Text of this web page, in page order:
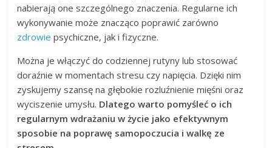
nabierają one szczególnego znaczenia. Regularne ich
wykonywanie może znacząco poprawić zarówno
zdrowie psychiczne, jak i fizyczne.
Można je włączyć do codziennej rutyny lub stosować
doraźnie w momentach stresu czy napięcia. Dzięki nim
zyskujemy szansę na głębokie rozluźnienie mięśni oraz
wyciszenie umysłu. Dlatego warto pomyśleć o ich
regularnym wdrażaniu w życie jako efektywnym
sposobie na poprawę samopoczucia i walkę ze